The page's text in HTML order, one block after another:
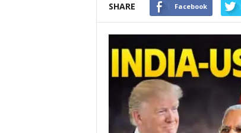
SHARE Facebook